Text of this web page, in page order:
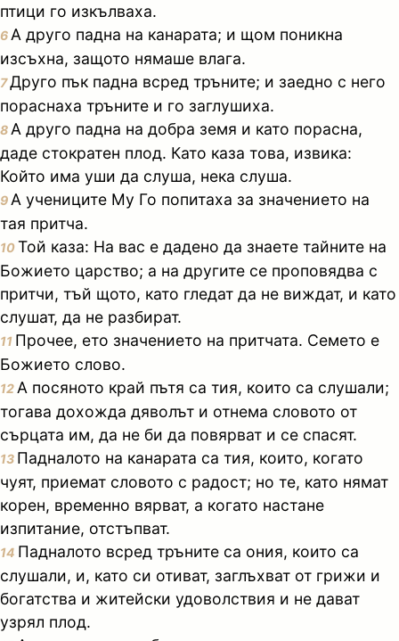
птици го изкълваха.
6 А друго падна на канарата; и щом поникна
изсъхна, защото нямаше влага.
7Друго пък падна всред тръните; и заедно с него
пораснаха тръните и го заглушиха.
8 А друго падна на добра земя и като порасна,
даде стократен плод. Като каза това, извика:
Който има уши да слуша, нека слуша.
9 А учениците Му Го попитаха за значението на
тая притча.
10Той каза: На вас е дадено да знаете тайните на
Божието царство; а на другите се проповядва с
притчи, тъй щото, като гледат да не виждат, и като
слушат, да не разбират.
11 Прочее, ето значението на притчата. Семето е
Божието слово.
12 А посяното край пътя са тия, които са слушали;
тогава дохожда дяволът и отнема словото от
сърцата им, да не би да повярват и се спасят.
13 Падналото на канарата са тия, които, когато
чуят, приемат словото с радост; но те, като нямат
корен, временно вярват, а когато настане
изпитание, отстъпват.
14 Падналото всред тръните са ония, които са
слушали, и, като си отиват, заглъхват от грижи и
богатства и житейски удоволствия и не дават
узрял плод.